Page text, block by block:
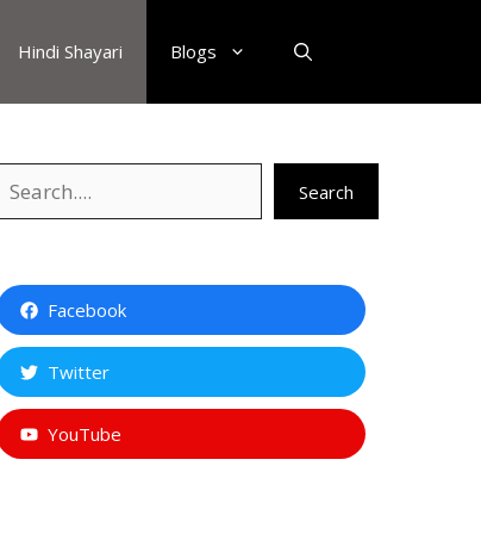
Hindi Shayari Blogs
Search
Facebook
Twitter
YouTube